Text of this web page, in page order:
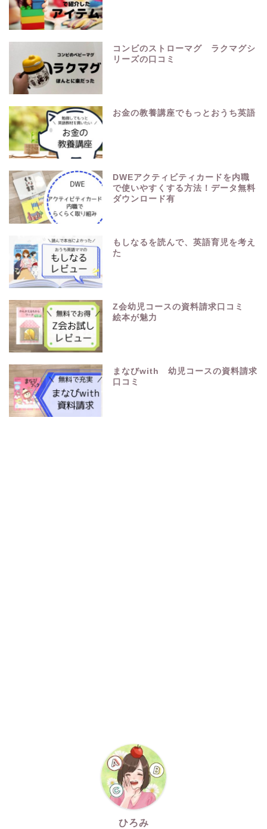
コンビのストローマグ ラクマグシ
リーズの口コミ
お金の教養講座でもっとおうち英語
DWEアクティビティカードを内職
で使いやすくする方法！データ無料
ダウンロード有
もしなるを読んで、英語育児を考え
た
Z会幼児コースの資料請求口コミ
絵本が魅力
まなびwith 幼児コースの資料請求
口コミ
ひろみ